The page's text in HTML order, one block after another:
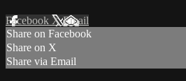
Facebook XEmail
Share on Facebook
Share on X
Share via Email